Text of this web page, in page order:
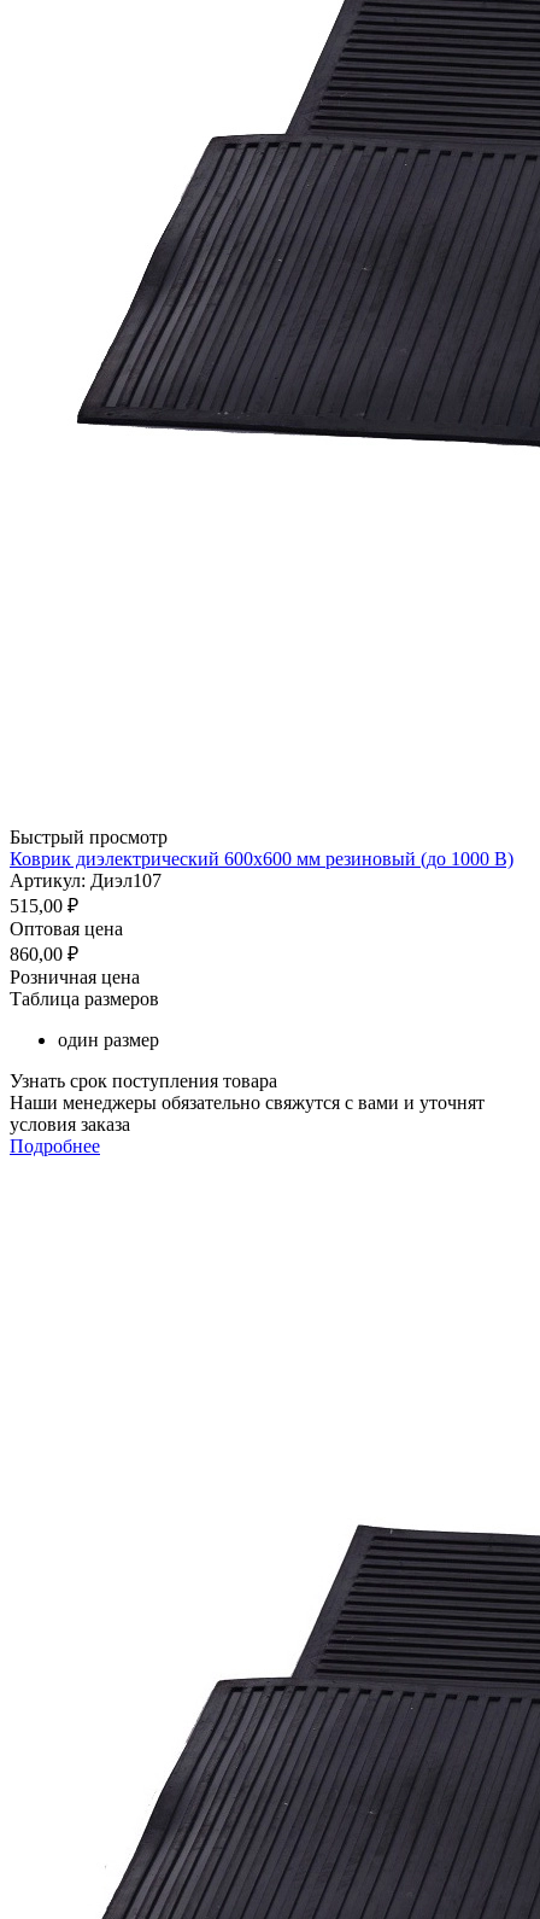
Быстрый просмотр
Коврик диэлектрический 600х600 мм резиновый (до 1000 В)
Артикул: Диэл107
515,00 ₽
Оптовая цена
860,00 ₽
Розничная цена
Таблица размеров
один размер
Узнать срок поступления товара
Наши менеджеры обязательно свяжутся с вами и уточнят
условия заказа
Подробнее